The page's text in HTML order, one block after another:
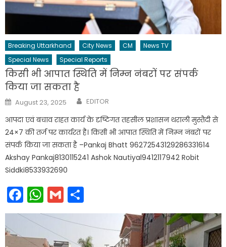
Breaking Uttarkhand City News CM
News TV
Special News
Special Reports
किसी भी आपात स्थिति में निम्न नंबरों पर संपर्क
किया जा सकता है
Posted
on
August 23, 2025 Author
EDITOR
आपदा एवं बचाव राहत कार्य के दृष्टिगत तहसील प्रशासन थराली मुस्तैदी से
24×7 की तर्ज पर कार्यरत है। किसी भी आपात स्थिति में निम्न नंबरों पर
संपर्क किया जा सकता है –Pankaj Bhatt 96272543129286331614
Akshay Pankaj8130115241 Ashok Nautiyal9412117942 Robit
Siddki8533932690
Facebook
WhatsApp
Gmail